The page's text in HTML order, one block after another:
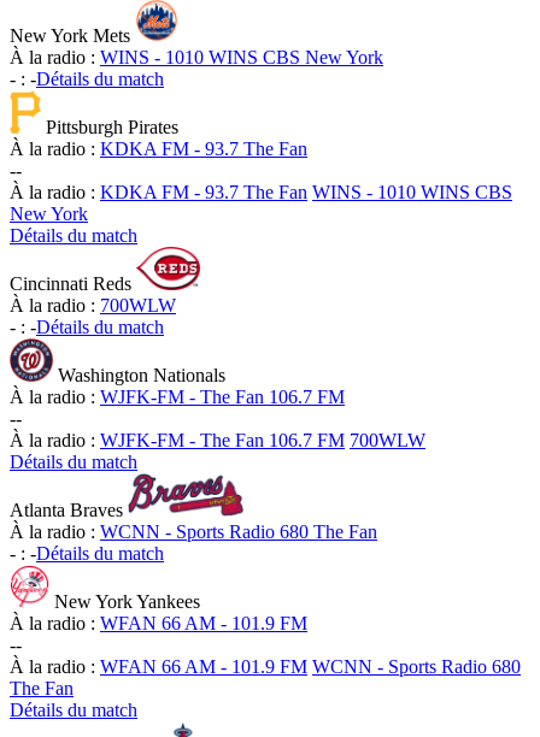
New York Mets
À la radio : WINS - 1010 WINS CBS New York
- : -Détails du match
Pittsburgh Pirates
À la radio : KDKA FM - 93.7 The Fan
--
À la radio : KDKA FM - 93.7 The Fan WINS - 1010 WINS CBS
New York
Détails du match
Cincinnati Reds
À la radio : 700WLW
- : -Détails du match
Washington Nationals
À la radio : WJFK-FM - The Fan 106.7 FM
--
À la radio : WJFK-FM - The Fan 106.7 FM 700WLW
Détails du match
Atlanta Braves
À la radio : WCNN - Sports Radio 680 The Fan
- : -Détails du match
New York Yankees
À la radio : WFAN 66 AM - 101.9 FM
--
À la radio : WFAN 66 AM - 101.9 FM WCNN - Sports Radio 680
The Fan
Détails du match